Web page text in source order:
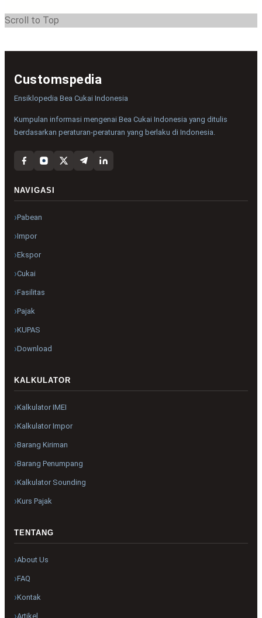
Scroll to Top
Customspedia
Ensiklopedia Bea Cukai Indonesia
Kumpulan informasi mengenai Bea Cukai Indonesia yang ditulis
berdasarkan peraturan-peraturan yang berlaku di Indonesia.
NAVIGASI
Pabean
Impor
Ekspor
Cukai
Fasilitas
Pajak
KUPAS
Download
KALKULATOR
Kalkulator IMEI
Kalkulator Impor
Barang Kiriman
Barang Penumpang
Kalkulator Sounding
Kurs Pajak
TENTANG
About Us
FAQ
Kontak
Artikel